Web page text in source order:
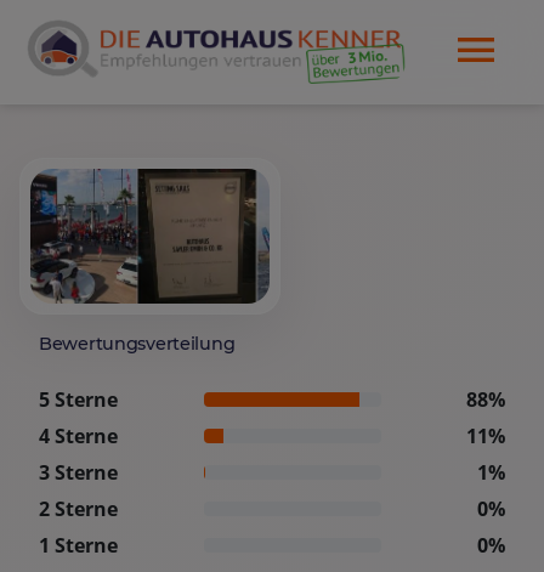
Bewertungsverteilung
5 Sterne
88%
4 Sterne
11%
3 Sterne
1%
2 Sterne
0%
1 Sterne
0%